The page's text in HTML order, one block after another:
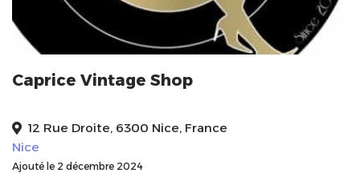
Caprice Vintage Shop
12 Rue Droite, 6300 Nice, France
Nice
Ajouté le 2 décembre 2024